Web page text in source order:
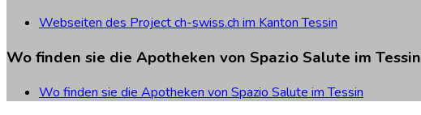
Webseiten des Project ch-swiss.ch im Kanton Tessin
Wofinden sie die Apotheken von SpazioSalute im Tessin
Wo finden sie die Apotheken von Spazio Salute im Tessin